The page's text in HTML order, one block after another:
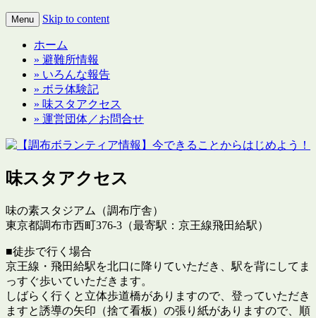
Menu Skip to content
ホーム
» 避難所情報
» いろんな報告
» ボラ体験記
» 味スタアクセス
» 運営団体／お問合せ
味スタアクセス
味の素スタジアム（調布庁舎）
東京都調布市西町376-3（最寄駅：京王線飛田給駅）
■徒歩で行く場合
京王線・飛田給駅を北口に降りていただき、駅を背にしてま
っすぐ歩いていただきます。
しばらく行くと立体歩道橋がありますので、登っていただき
ますと誘導の矢印（捨て看板）の張り紙がありますので、順